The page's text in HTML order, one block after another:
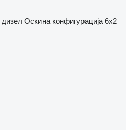
дизел Оскина конфигурација 6x2